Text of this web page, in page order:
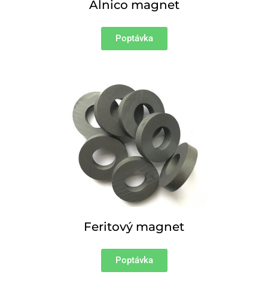
Alnico magnet
Poptávka
Feritový magnet
Poptávka